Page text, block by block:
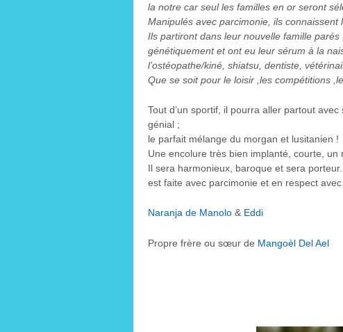
la notre car seul les familles en or seront
Manipulés avec parcimonie, ils connaissent
Ils partiront dans leur nouvelle famille
génétiquement et ont eu leur sérum à la
l’ostéopathe/kiné, shiatsu, dentiste,
Que se soit pour le loisir ,les compétitions
Tout d’un sportif, il pourra aller partout
génial ;
le parfait mélange du morgan et lusitanien !
Une encolure très bien implanté, courte,
Il sera harmonieux, baroque et sera
est faite avec parcimonie et en respect
Naranja de Manolo & Eddi
Propre frère ou sœur de Mangoèl Del Ael